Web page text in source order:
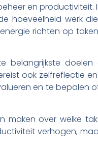
en
hoeveelheid werk
richten op
ook zelfreflectie
en te bepalen
maken over welke
verhogen,